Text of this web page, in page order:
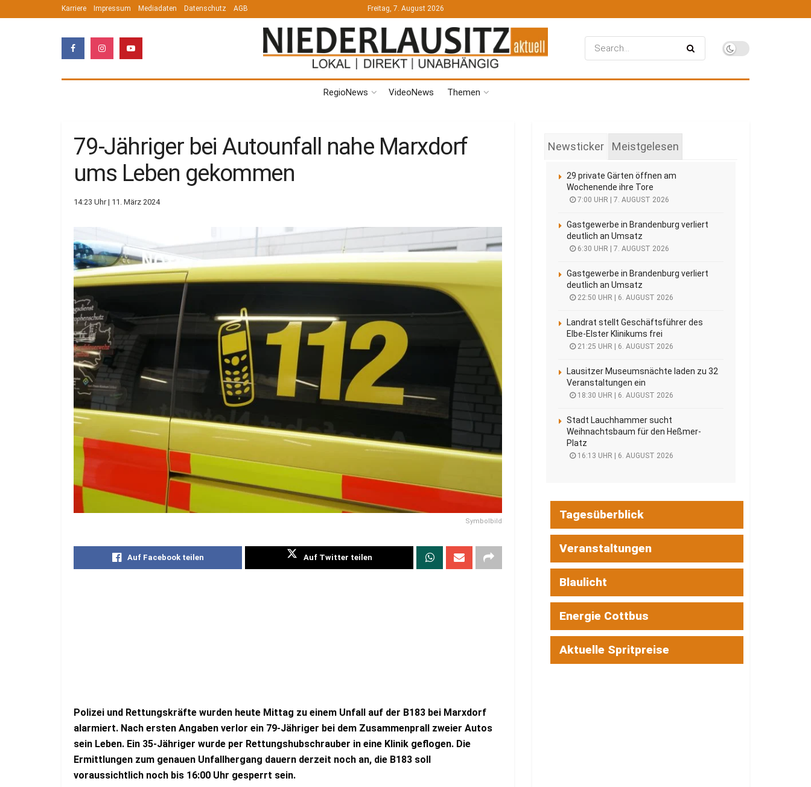
Karriere Impressum Mediadaten Datenschutz AGB Freitag, 7. August 2026
RegioNews VideoNews Themen
79-Jähriger bei Autounfall nahe Marxdorf
ums Leben gekommen
14:23 Uhr | 11. März 2024
Symbolbild
Auf Facebook teilen Auf Twitter teilen
Polizei und Rettungskräfte wurden heute Mittag zu einem Unfall auf der B183 bei Marxdorf
alarmiert. Nach ersten Angaben verlor ein 79-Jähriger bei dem Zusammenprall zweier Autos
sein Leben. Ein 35-Jähriger wurde per Rettungshubschrauber in eine Klinik geflogen. Die
Ermittlungen zum genauen Unfallhergang dauern derzeit noch an, die B183 soll
voraussichtlich noch bis 16:00 Uhr gesperrt sein.
Newsticker Meistgelesen
29 private Gärten öffnen am
Wochenende ihre Tore
7:00 UHR | 7. AUGUST 2026
Gastgewerbe in Brandenburg verliert
deutlich an Umsatz
6:30 UHR | 7. AUGUST 2026
Gastgewerbe in Brandenburg verliert
deutlich an Umsatz
22:50 UHR | 6. AUGUST 2026
Landrat stellt Geschäftsführer des
Elbe-Elster Klinikums frei
21:25 UHR | 6. AUGUST 2026
Lausitzer Museumsnächte laden zu 32
Veranstaltungen ein
18:30 UHR | 6. AUGUST 2026
Stadt Lauchhammer sucht
Weihnachtsbaum für den Heßmer-
Platz
16:13 UHR | 6. AUGUST 2026
Tagesüberblick
Veranstaltungen
Blaulicht
Energie Cottbus
Aktuelle Spritpreise